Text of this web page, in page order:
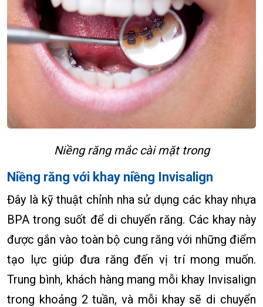
Niềng răng mắc cài mặt trong
Niềng răng với khay niềng Invisalign
Đây là kỹ thuật chỉnh nha sử dụng các khay nhựa
BPA trong suốt để di chuyển răng. Các khay này
được gắn vào toàn bộ cung răng với những điểm
tạo lực giúp đưa răng đến vị trí mong muốn.
Trung bình, khách hàng mang mỗi khay Invisalign
trong khoảng 2 tuần, và mỗi khay sẽ di chuyển